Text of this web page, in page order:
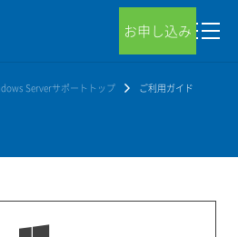
お申し込み
Serverサポートトップ ご利用ガイド